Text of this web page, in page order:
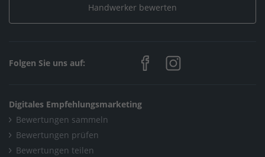
Handwerker bewerten
Folgen Sie uns auf:
Digitales Empfehlungsmarketing
Bewertungen sammeln
Bewertungen prüfen
Bewertungen teilen